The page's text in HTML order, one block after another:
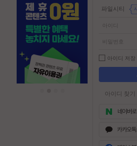
만달로리안
동궁
다를입는다
디스클로저
데이
유부녀킬러
군체
파일시티
아이디 저장
아이디 찾기